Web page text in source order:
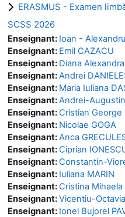
ERASMUS - Examen
SCSS 2026
Enseignant: Ioan -
Enseignant: Emil CAZACU
Enseignant: Diana
Enseignant:Andrei
Enseignant: Maria Iuliana
Enseignant:Andrei-
Enseignant:Cristian George
Enseignant: Nicolae GOGA
Enseignant:Anca
Enseignant:Ciprian
Enseignant:Constantin-
Enseignant: Iuliana MARIN
Enseignant:Cristina Mihaela
Enseignant:Vicentiu-
Enseignant: Ionel Bujorel